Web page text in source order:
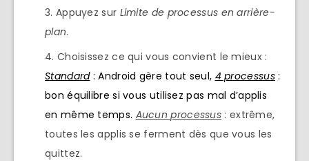
Appuyez sur Limite de processus en arrière-
plan.
Choisissez ce qui vous convient le mieux :
Standard: Android gère tout seul, 4 processus:
bon équilibre si vous utilisez pas mal d’applis
en même temps. Aucun processus : extrême,
toutes les applis se ferment dès que vous les
quittez.